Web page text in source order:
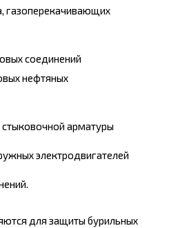
газоперекачивающих
соединений
нефтяных
арматуры
электродвигателей
для защиты бурильных